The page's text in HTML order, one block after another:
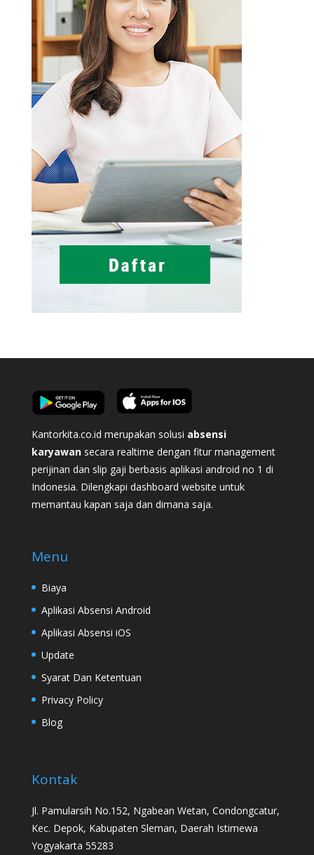
Kantorkita.co.id merupakan solusi absensi
karyawan secara realtime dengan fitur management
perijinan dan slip gaji berbasis aplikasi android no 1 di
Indonesia. Dilengkapi dashboard website untuk
memantau kapan saja dan dimana saja.
Menu
Biaya
Aplikasi Absensi Android
Aplikasi Absensi iOS
Update
Syarat Dan Ketentuan
Privacy Policy
Blog
Kontak
Jl. Pamularsih No.152, Ngabean Wetan, Condongcatur,
Kec. Depok, Kabupaten Sleman, Daerah Istimewa
Yogyakarta 55283